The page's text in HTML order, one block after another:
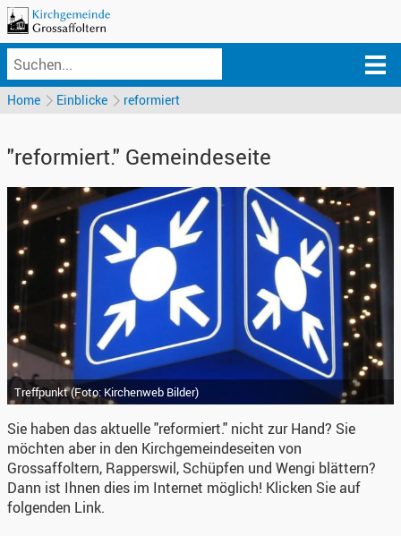
Home Einblicke reformiert
"reformiert." Gemeindeseite
Treffpunkt(Foto: Kirchenweb Bilder)
Sie haben das aktuelle "reformiert." nicht zur Hand? Sie
möchten aber in den Kirchgemeindeseiten von
Grossaffoltern, Rapperswil, Schüpfen und Wengi blättern?
Dann ist Ihnen dies im Internet möglich! Klicken Sie auf
folgenden Link.